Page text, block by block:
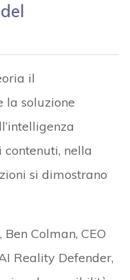
il
la soluzione
nella
si dimostrano
Colman, CEO
Reality Defender,